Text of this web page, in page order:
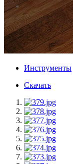
Инструменты
Скачать